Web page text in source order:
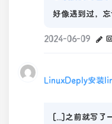
好像遇到过，
2024-06-09
[...]之前就写了